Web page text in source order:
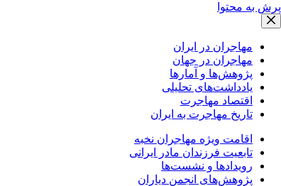
پرش به محتوا
مهاجران در ایران
مهاجران در جهان
پژوهش‌ها و آمارها
یادداشت‌های تحلیلی
اقتصاد مهاجرت
تاریخ مهاجرت به ایران
اقامت ویژه مهاجران نخبه
تابعیت فرزندان مادر ایرانی
رویدادها و نشست‌ها
پژوهش‌های انجمن دیاران